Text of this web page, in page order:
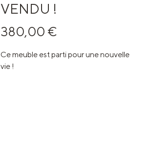
VENDU !
380,00 €
Ce meuble est parti pour une nouvelle
vie !